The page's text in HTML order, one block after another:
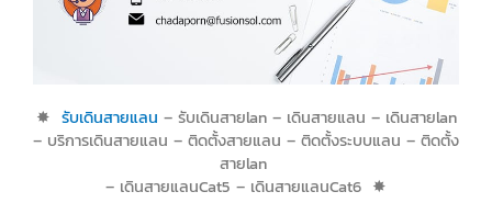
✸ รับเดินสายแลน – รับเดินสายlan – เดินสายแลน – เดินสายlan
– บริการเดินสายแลน – ติดตั้งสายแลน – ติดตั้งระบบแลน – ติดตั้ง
สายlan
– เดินสายแลนCat5 – เดินสายแลนCat6 ✸